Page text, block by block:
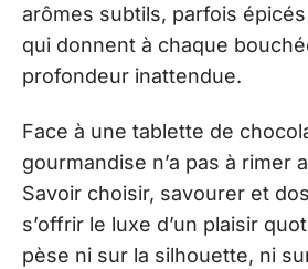
arômes subtils, parfois
qui donnent à chaque
profondeur inattendue.
Face à une tablette de
gourmandise n’a pas à rimer
Savoir choisir, savourer et
s’offrir le luxe d’un plaisir
pèse ni sur la silhouette, ni